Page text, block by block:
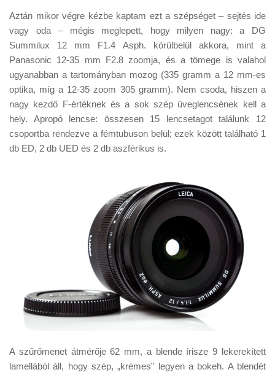
Aztán mikor végre kézbe kaptam ezt a szépséget – sejtés ide
vagy oda – mégis meglepett, hogy milyen nagy: a DG
Summilux 12 mm F1.4 Asph. körülbelül akkora, mint a
Panasonic 12-35 mm F2.8 zoomja, és a tömege is valahol
ugyanabban a tartományban mozog (335 gramm a 12 mm-es
optika, míg a 12-35 zoom 305 gramm). Nem csoda, hiszen a
nagy kezdő F-értéknek és a sok szép üveglencsének kell a
hely. Apropó lencse: összesen 15 lencsetagot találunk 12
csoportba rendezve a fémtubuson belül; ezek között található 1
db ED, 2 db UED és 2 db aszférikus is.
A szűrőmenet átmérője 62 mm, a blende írisze 9 lekerekített
lamellából áll, hogy szép, „krémes” legyen a bokeh. A blendét